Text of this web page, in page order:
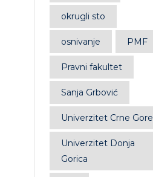
okrugli sto
osnivanje PMF
Pravni fakultet
Sanja Grbović
Univerzitet Crne Gore
Univerzitet Donja
Gorica